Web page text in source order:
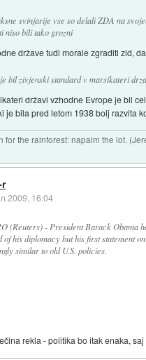
svinjarije vse so delali ZDA na
niso bili tako grozni
države tudi morale zgraditi zid,
bil zivjenski standard v marsikateri
državi vzhodne Evrope je bil
je bila pred letom 1938 bolj razvita
for the rainforest: napalm the lot.
r
2009, 16:04
(Reuters) - President Barack Obama
of his diplomacy but his first statement
similar to old U.S. policies.
rekla - politika bo itak enaka,